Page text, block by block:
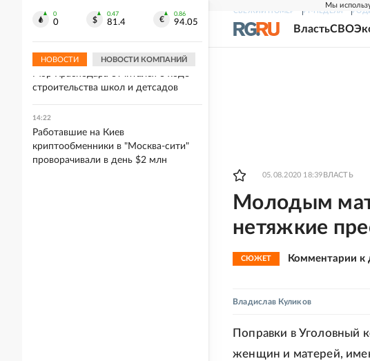
Мы
СВЕЖИЙ НОМЕР РГ-НЕДЕЛЯ
ВластьСВО
05.08.2020 18:39 ВЛАСТЬ
Молодым
нетяжкие
СЮЖЕТ Комментарии к
Владислав Куликов
Поправки в Уголовный
женщин и матерей,
0
0
0.47
81.4
0.86
94.05
НОВОСТИ НОВОСТИ КОМПАНИЙ
двигателей для БПЛА ВСУ в сумской
14:23
Мэр Краснодара отчитался о ходе
строительства школ и детсадов
14:22
Работавшие на Киев
криптообменники в "Москва-сити"
проворачивали в день $2 млн